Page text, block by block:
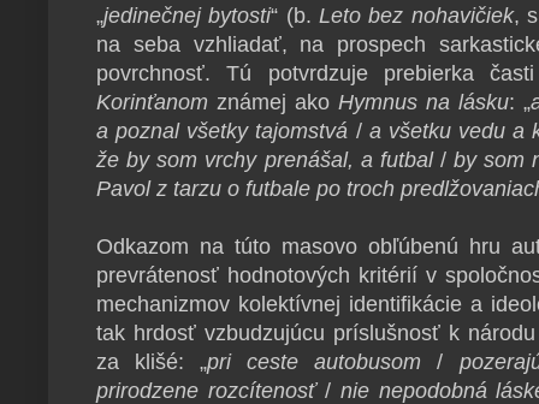
„jedinečnej bytosti“ (b. Leto bez nohavičiek,
na seba vzhliadať, na prospech
povrchnosť. Tú potvrdzuje prebierka
Korinťanom známej ako Hymnus na lásku: „
a poznal všetky tajomstvá / a všetku vedu a
že by som vrchy prenášal, a futbal/ by som
Pavol z tarzu o futbale po troch
Odkazom na túto masovo obľúbenú hru
prevrátenosť hodnotových kritérií v
mechanizmov kolektívnej identifikácie a
tak hrdosť vzbudzujúcu príslušnosť k
za klišé: „pri ceste autobusom /
prirodzene rozcítenosť/ nie nepodobná